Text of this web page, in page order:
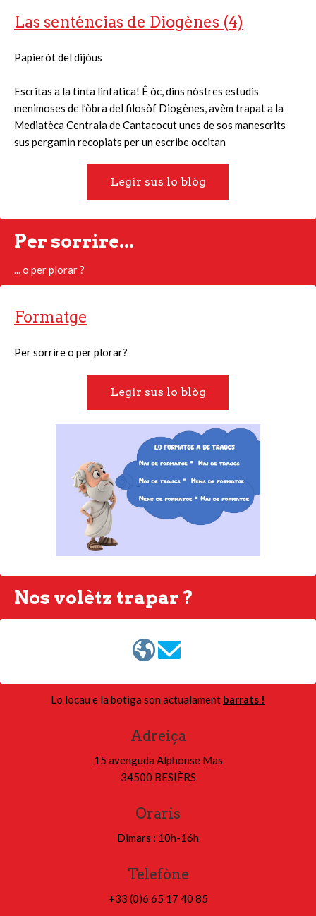
Las senténcias de Diogènes (4)
Papieròt del dijòus
Escritas a la tinta linfatica! Ê òc, dins nòstres estudis
menimoses de l’òbra del filosòf Diogènes, avèm trapat a la
Mediatèca Centrala de Cantacocut unes de sos manescrits
sus pergamin recopiats per un escribe occitan
Legir sus lo blòg
Per sorrire...
... o per plorar ?
Formatge
Per sorrire o per plorar?
Legir sus lo blòg
Nos volètz trapar ?
Lo locau e la botiga son actualament barrats !
Adreiça
15 avenguda Alphonse Mas
34500 BESIÈRS
Oraris
Dimars : 10h-16h
Telefòne
+33 (0)6 65 17 40 85